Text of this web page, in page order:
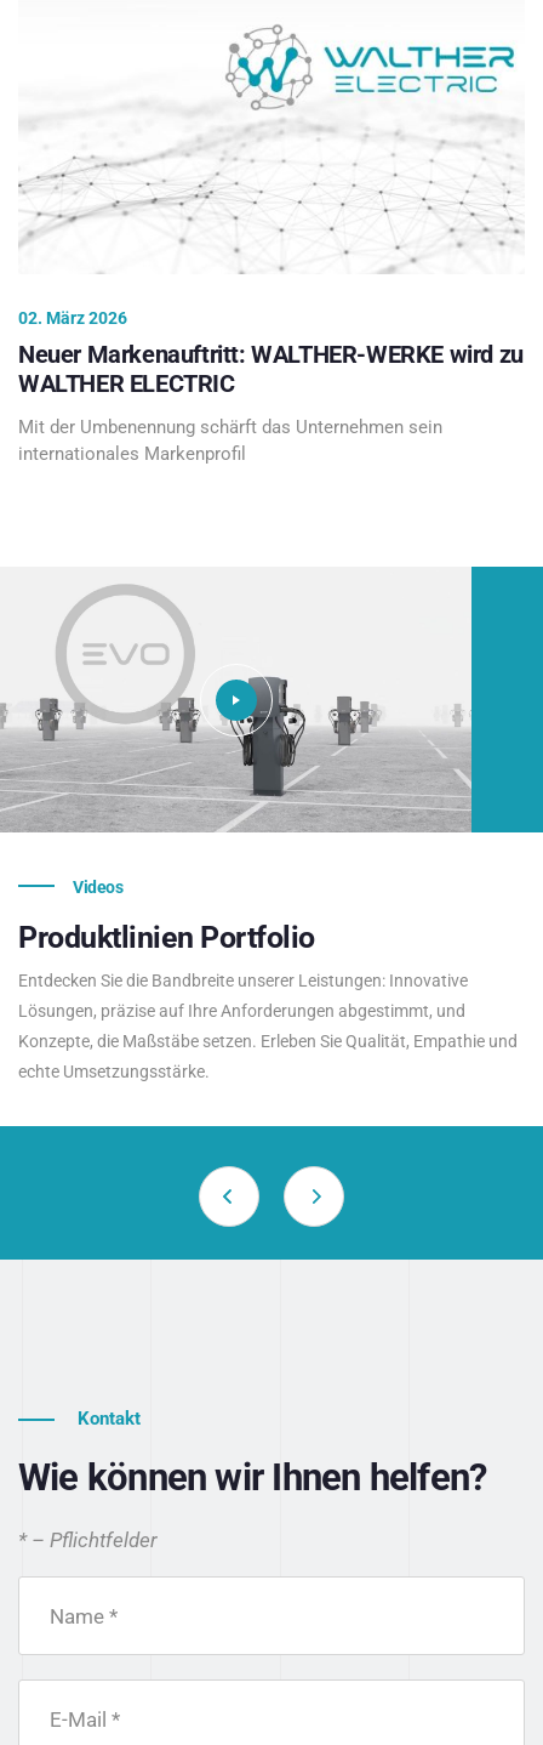
02. März 2026
Neuer Markenauftritt: WALTHER-WERKE wird zu
WALTHER ELECTRIC
Mit der Umbenennung schärft das Unternehmen sein
internationales Markenprofil
Videos
Produktlinien Portfolio
Entdecken Sie die Bandbreite unserer Leistungen: Innovative
Lösungen, präzise auf Ihre Anforderungen abgestimmt, und
Konzepte, die Maßstäbe setzen. Erleben Sie Qualität, Empathie und
echte Umsetzungsstärke.
Kontakt
Wie können wir Ihnen helfen?
* – Pflichtfelder
Name *
E-Mail *